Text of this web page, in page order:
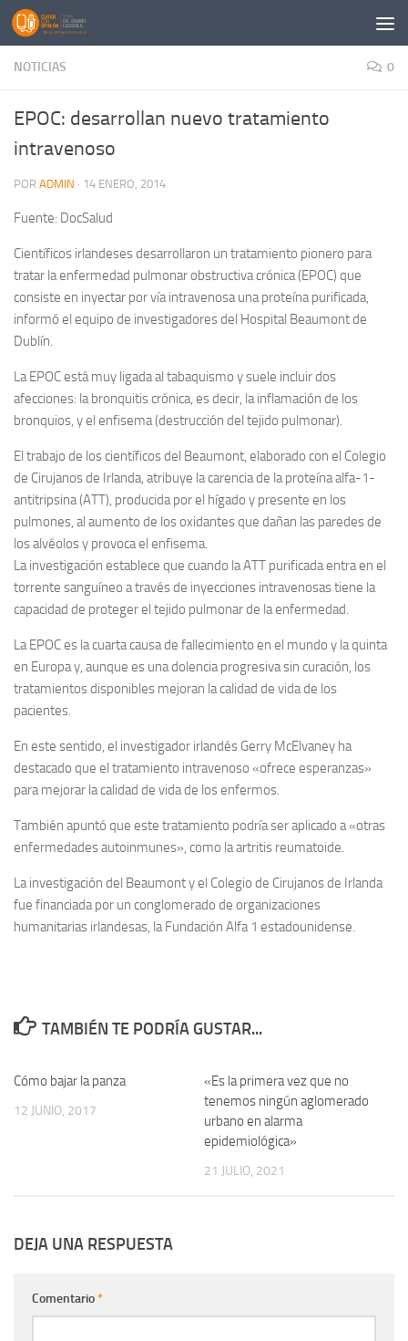
Saltar al contenido
NOTICIAS 0
EPOC: desarrollan nuevo tratamiento
intravenoso
POR ADMIN · 14 ENERO, 2014
Fuente: DocSalud
Científicos irlandeses desarrollaron un tratamiento pionero para
tratar la enfermedad pulmonar obstructiva crónica (EPOC) que
consiste en inyectar por vía intravenosa una proteína purificada,
informó el equipo de investigadores del Hospital Beaumont de
Dublín.
La EPOC está muy ligada al tabaquismo y suele incluir dos
afecciones: la bronquitis crónica, es decir, la inflamación de los
bronquios, y el enfisema (destrucción del tejido pulmonar).
El trabajo de los científicos del Beaumont, elaborado con el Colegio
de Cirujanos de Irlanda, atribuye la carencia de la proteína alfa-1-
antitripsina (ATT), producida por el hígado y presente en los
pulmones, al aumento de los oxidantes que dañan las paredes de
los alvéolos y provoca el enfisema.
La investigación establece que cuando la ATT purificada entra en el
torrente sanguíneo a través de inyecciones intravenosas tiene la
capacidad de proteger el tejido pulmonar de la enfermedad.
La EPOC es la cuarta causa de fallecimiento en el mundo y la quinta
en Europa y, aunque es una dolencia progresiva sin curación, los
tratamientos disponibles mejoran la calidad de vida de los
pacientes.
En este sentido, el investigador irlandés Gerry McElvaney ha
destacado que el tratamiento intravenoso «ofrece esperanzas»
para mejorar la calidad de vida de los enfermos.
También apuntó que este tratamiento podría ser aplicado a «otras
enfermedades autoinmunes», como la artritis reumatoide.
La investigación del Beaumont y el Colegio de Cirujanos de Irlanda
fue financiada por un conglomerado de organizaciones
humanitarias irlandesas, la Fundación Alfa 1 estadounidense.
TAMBIÉN TE PODRÍA GUSTAR...
Cómo bajar la panza
12 JUNIO, 2017
«Es la primera vez que no
tenemos ningún aglomerado
urbano en alarma
epidemiológica»
21 JULIO, 2021
DEJA UNA RESPUESTA
Comentario*